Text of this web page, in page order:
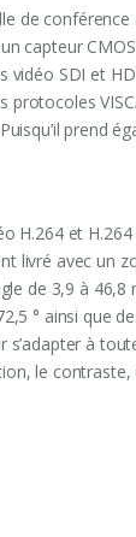
de
capteur
SDI et
protocoles
prend
H.264 et
livré avec un
de 3,9 à
° ainsi que
à
le